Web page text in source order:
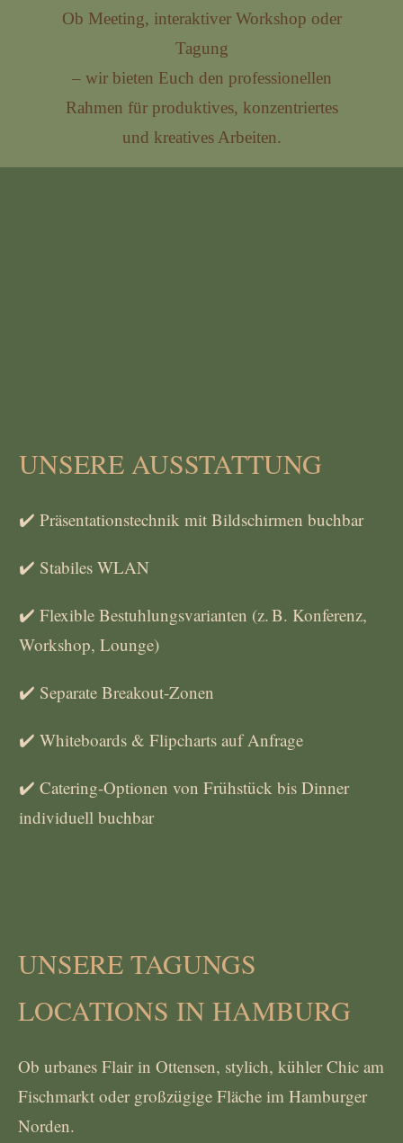
Ob Meeting, interaktiver Workshop oder
Tagung
– wir bieten Euch den professionellen
Rahmen für produktives, konzentriertes
und kreatives Arbeiten.
UNSERE AUSSTATTUNG
✔️ Präsentationstechnik mit Bildschirmen buchbar
✔️ Stabiles WLAN
✔️ Flexible Bestuhlungsvarianten (z. B. Konferenz,
Workshop, Lounge)
✔️ Separate Breakout-Zonen
✔️ Whiteboards & Flipcharts auf Anfrage
✔️ Catering-Optionen von Frühstück bis Dinner
individuell buchbar
UNSERE TAGUNGS
LOCATIONS IN HAMBURG
Ob urbanes Flair in Ottensen, stylich, kühler Chic am
Fischmarkt oder großzügige Fläche im Hamburger
Norden.